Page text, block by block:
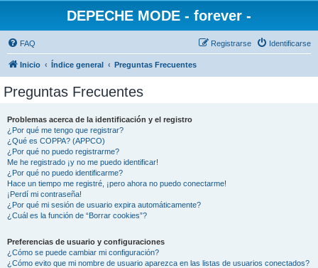
DEPECHE MODE - forever -
FAQ Identificarse
Registrarse
Inicio Índice general Preguntas Frecuentes
Preguntas Frecuentes
Problemas acerca de la identificación y el registro
¿Por qué me tengo que registrar?
¿Qué es COPPA? (APPCO)
¿Por qué no puedo registrarme?
Me he registrado ¡y no me puedo identificar!
¿Por qué no puedo identificarme?
Hace un tiempo me registré, ¡pero ahora no puedo conectarme!
¡Perdí mi contraseña!
¿Por qué mi sesión de usuario expira automáticamente?
¿Cuál es la función de “Borrar cookies”?
Preferencias de usuario y configuraciones
¿Cómo se puede cambiar mi configuración?
¿Cómo evito que mi nombre de usuario aparezca en las listas de usuarios conectados?